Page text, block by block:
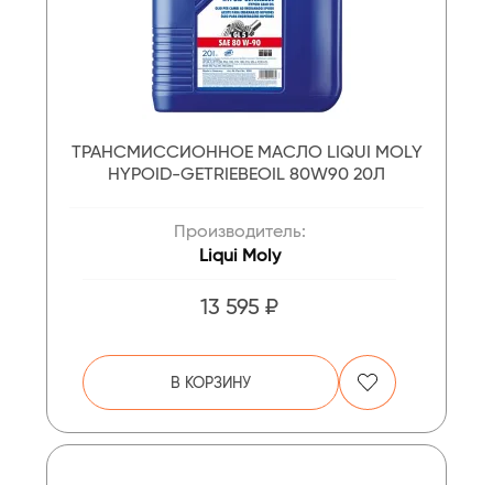
ТРАНСМИССИОННОЕ МАСЛО LIQUI MOLY
HYPOID-GETRIEBEOIL 80W90 20Л
Производитель:
Liqui Moly
13 595 ₽
В КОРЗИНУ